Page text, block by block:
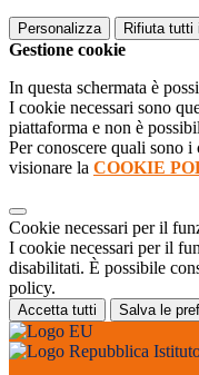
Personalizza Rifiuta tutti
Gestione cookie
In questa schermata è
I cookie necessari sono
piattaforma e non è
Per conoscere quali sono
visionare la COOKIE
Cookie necessari per il
I cookie necessari per il
disabilitati. È possibile
policy.
Accetta tutti Salva le